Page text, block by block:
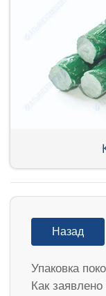
Назад
Упаковка
Как